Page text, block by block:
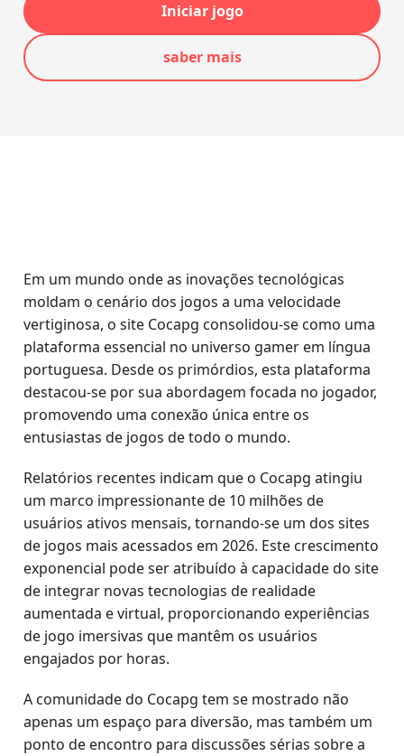
Iniciar jogo
saber mais
Em um mundo onde as inovações tecnológicas
moldam o cenário dos jogos a uma velocidade
vertiginosa, o site Cocapg consolidou-se como uma
plataforma essencial no universo gamer em língua
portuguesa. Desde os primórdios, esta plataforma
destacou-se por sua abordagem focada no jogador,
promovendo uma conexão única entre os
entusiastas de jogos de todo o mundo.
Relatórios recentes indicam que o Cocapg atingiu
um marco impressionante de 10 milhões de
usuários ativos mensais, tornando-se um dos sites
de jogos mais acessados em 2026. Este crescimento
exponencial pode ser atribuído à capacidade do site
de integrar novas tecnologias de realidade
aumentada e virtual, proporcionando experiências
de jogo imersivas que mantêm os usuários
engajados por horas.
A comunidade do Cocapg tem se mostrado não
apenas um espaço para diversão, mas também um
ponto de encontro para discussões sérias sobre a